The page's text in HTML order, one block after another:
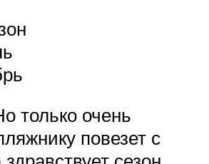
только очень
повезет с